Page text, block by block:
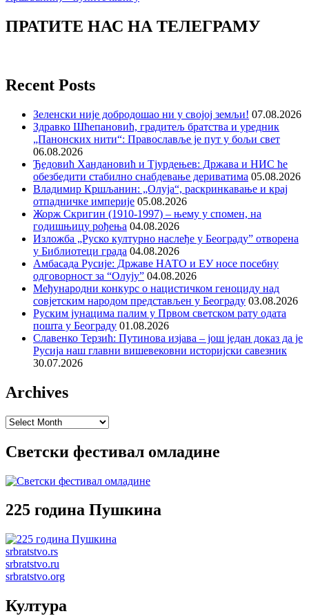
ПРАТИТЕ НАС НА ТЕЛЕГРАМУ
Recent Posts
Зеленски није добродошао ни у својој земљи! 07.08.2026
Здравко Шћепановић, градитељ братства и уредник
„Панонских нити“: Православље је пут у бољи свет
06.08.2026
Ђедовић Хандановић и Тјурдењев: Држава и НИС ће
обезбедити стабилно снабдевање дериватима 05.08.2026
Владимир Кршљанин: „Олуја“, раскринкавање и крај
отпадничке империје 05.08.2026
Жорж Скригин (1910-1997) – њему у спомен, на
годишњицу рођења 04.08.2026
Изложба „Руско културно наслеђе у Београду” отворена
у Библиотеци града 04.08.2026
Амбасада Русије: Државе НАТО и ЕУ носе посебну
одговорност за “Олују” 04.08.2026
Међународни конкурс о нацистичком геноциду над
совјетским народом представљен у Београду 03.08.2026
Руским јунацима палим у Првом светском рату одата
пошта у Београду 01.08.2026
Славенко Терзић: Путинова изјава – још један доказ да је
Русија наш главни вишевековни историјски савезник
30.07.2026
Archives
Archives
Светски фестивал омладине
225 година Пушкина
srbratstvo.rs
srbratstvo.ru
srbratstvo.org
Култура